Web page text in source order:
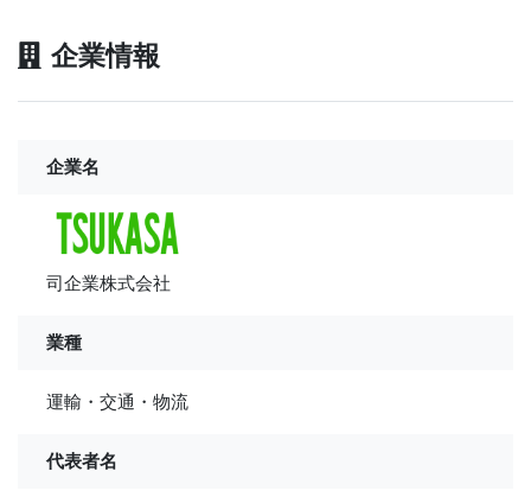
企業情報
企業名
司企業株式会社
業種
運輸・交通・物流
代表者名